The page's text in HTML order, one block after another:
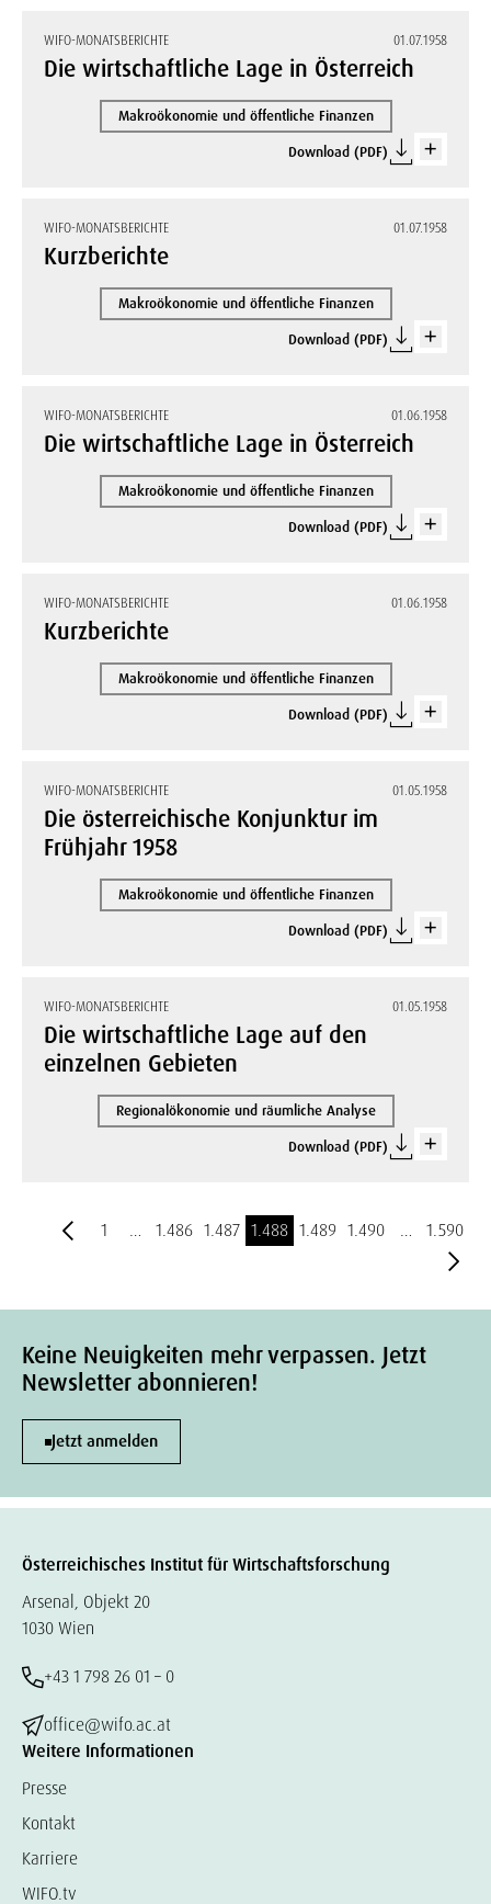
WIFO-MONATSBERICHTE 01.07.1958
Die wirtschaftliche Lage in Österreich
Makroökonomie und öffentliche Finanzen
Download (PDF)
WIFO-MONATSBERICHTE 01.07.1958
Kurzberichte
Makroökonomie und öffentliche Finanzen
Download (PDF)
WIFO-MONATSBERICHTE 01.06.1958
Die wirtschaftliche Lage in Österreich
Makroökonomie und öffentliche Finanzen
Download (PDF)
WIFO-MONATSBERICHTE 01.06.1958
Kurzberichte
Makroökonomie und öffentliche Finanzen
Download (PDF)
WIFO-MONATSBERICHTE 01.05.1958
Die österreichische Konjunktur im
Frühjahr 1958
Makroökonomie und öffentliche Finanzen
Download (PDF)
WIFO-MONATSBERICHTE 01.05.1958
Die wirtschaftliche Lage auf den
einzelnen Gebieten
Regionalökonomie und räumliche Analyse
Download (PDF)
1 … 1.486 1.487 1.488 1.489 1.490 … 1.590
Keine Neuigkeiten mehr verpassen. Jetzt
Newsletter abonnieren!
Jetzt anmelden
Österreichisches Institut für Wirtschaftsforschung
Arsenal, Objekt 20
1030 Wien
+43 1 798 26 01 – 0
office@wifo.ac.at
Weitere Informationen
Presse
Kontakt
Karriere
WIFO.tv